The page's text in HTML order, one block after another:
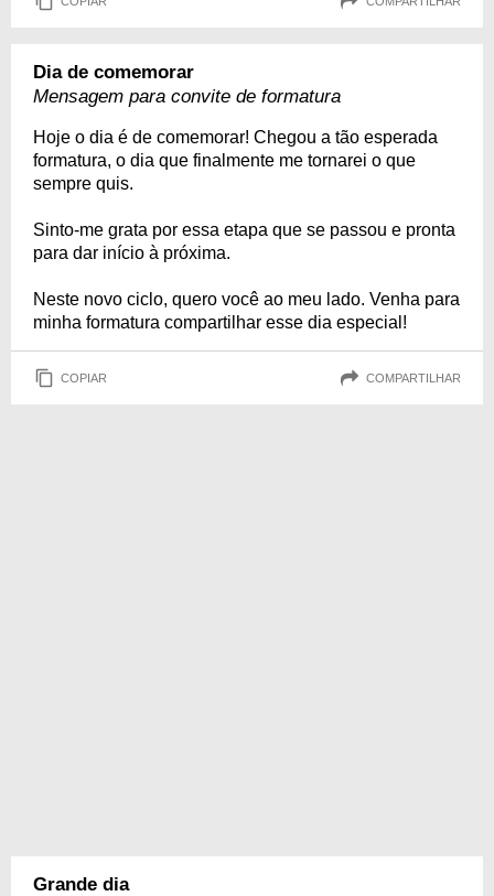
Dia de comemorar
Mensagem para convite de formatura
Hoje o dia é de comemorar! Chegou a tão esperada
formatura, o dia que finalmente me tornarei o que
sempre quis.
Sinto-me grata por essa etapa que se passou e pronta
para dar início à próxima.
Neste novo ciclo, quero você ao meu lado. Venha para
minha formatura compartilhar esse dia especial!
COPIAR COMPARTILHAR
Grande dia